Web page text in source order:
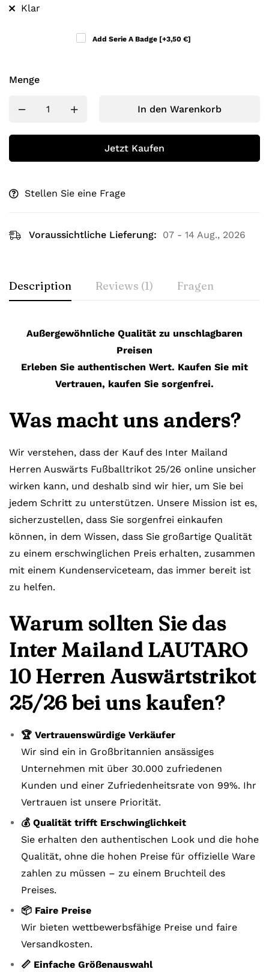
Klar
Add Serie A Badge [+3,50 €]
Menge
In den Warenkorb
Jetzt Kaufen
Stellen Sie eine Frage
Voraussichtliche Lieferung: 07 - 14 Aug., 2026
Description Reviews (1) Fragen
Außergewöhnliche Qualität zu unschlagbaren
Preisen
Erleben Sie authentischen Wert. Kaufen Sie mit
Vertrauen, kaufen Sie sorgenfrei.
Was macht uns anders?
Wir verstehen, dass der Kauf des Inter Mailand
Herren Auswärts Fußballtrikot 25/26 online unsicher
wirken kann, und deshalb sind wir hier, um Sie bei
jedem Schritt zu unterstützen. Unsere Mission ist es,
sicherzustellen, dass Sie sorgenfrei einkaufen
können, in dem Wissen, dass Sie großartige Qualität
zu einem erschwinglichen Preis erhalten, zusammen
mit einem Kundenserviceteam, das immer bereit ist
zu helfen.
Warum sollten Sie das
Inter Mailand LAUTARO
10 Herren Auswärtstrikot
25/26 bei uns kaufen?
🏆 Vertrauenswürdige Verkäufer
Wir sind ein in Großbritannien ansässiges
Unternehmen mit über 30.000 zufriedenen
Kunden und einer Zufriedenheitsrate von 99%. Ihr
Vertrauen ist unsere Priorität.
💰 Qualität trifft Erschwinglichkeit
Sie erhalten den authentischen Look und die hohe
Qualität, ohne die hohen Preise für offizielle Ware
zahlen zu müssen – zu einem Bruchteil des
Preises.
📦 Faire Preise
Wir bieten wettbewerbsfähige Preise und faire
Versandkosten.
📏 Einfache Größenauswahl